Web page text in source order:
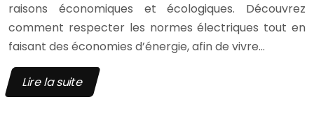
raisons économiques et écologiques. Découvrez
comment respecter les normes électriques tout en
faisant des économies d’énergie, afin de vivre…
Lire la suite